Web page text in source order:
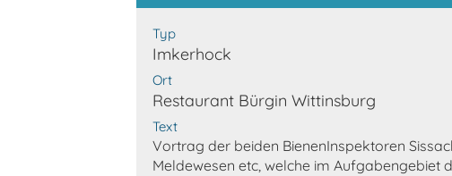
Typ
Imkerhock
Ort
Restaurant Bürgin Wittinsburg
Text
Vortrag der beiden BienenInspektoren
Meldewesen etc, welche im Aufgabengebiet